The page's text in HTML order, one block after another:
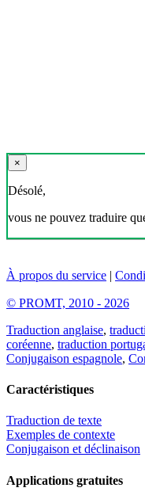
×
Désolé,
vous ne pouvez traduire
À propos du service |
© PROMT, 2010 - 2026
Traduction anglaise,
coréenne, traduction
Conjugaison espagnole,
Caractéristiques
Traduction de texte
Exemples de contexte
Conjugaison et déclinaison
Applications gratuites